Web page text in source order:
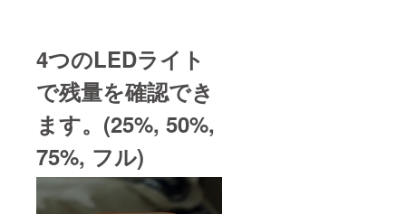
4つのLEDライト
で残量を確認でき
ます。(25%, 50%,
75%, フル)